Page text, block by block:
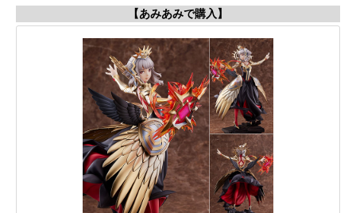
【あみあみで購入】